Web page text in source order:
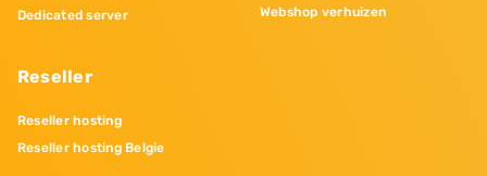
Dedicated server
Reseller
Reseller hosting
Reseller hosting Belgie
Webshop verhuizen